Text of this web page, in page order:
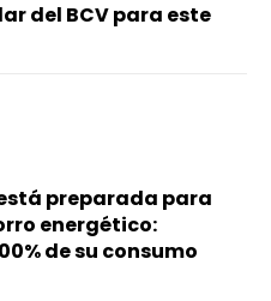
del BCV para este
preparada para
energético:
de su consumo